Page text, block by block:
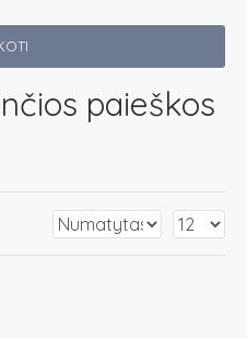
paieškos